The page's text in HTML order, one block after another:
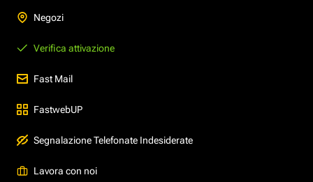
Negozi
Verifica attivazione
Fast Mail
FastwebUP
Segnalazione Telefonate Indesiderate
Lavora con noi